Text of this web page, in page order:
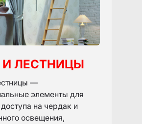
И ЛЕСТНИЦЫ
—
элементы для
на чердак и
освещения,